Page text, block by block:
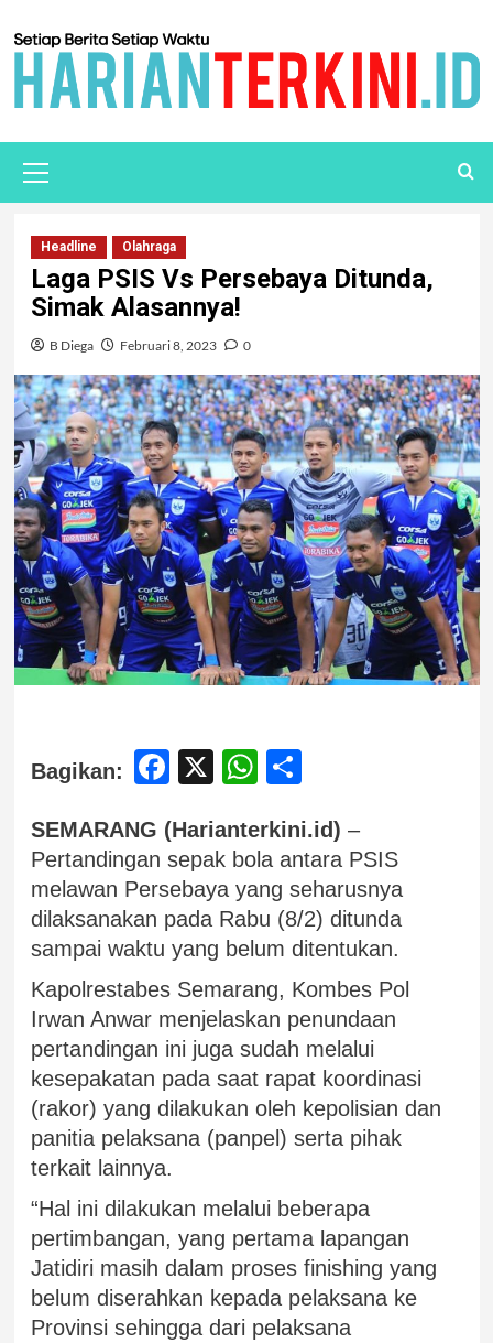
Headline Olahraga
Laga PSIS Vs Persebaya Ditunda,
Simak Alasannya!
B Diega Februari 8, 2023 0
Bagikan: Facebook
X WhatsApp
SEMARANG (Harianterkini.id) –
Pertandingan sepak bola antara PSIS
melawan Persebaya yang seharusnya
dilaksanakan pada Rabu (8/2) ditunda
sampai waktu yang belum ditentukan.
Kapolrestabes Semarang, Kombes Pol
Irwan Anwar menjelaskan penundaan
pertandingan ini juga sudah melalui
kesepakatan pada saat rapat koordinasi
(rakor) yang dilakukan oleh kepolisian dan
panitia pelaksana (panpel) serta pihak
terkait lainnya.
“Hal ini dilakukan melalui beberapa
pertimbangan, yang pertama lapangan
Jatidiri masih dalam proses finishing yang
belum diserahkan kepada pelaksana ke
Provinsi sehingga dari pelaksana